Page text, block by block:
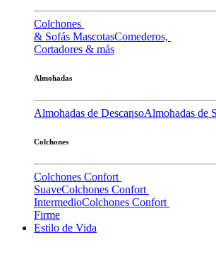
Colchones
& Sofás MascotasComederos,
Cortadores & más
Almohadas
Almohadas de DescansoAlmohadas de
Colchones
Colchones Confort
SuaveColchones Confort
IntermedioColchones Confort
Firme
Estilo de Vida